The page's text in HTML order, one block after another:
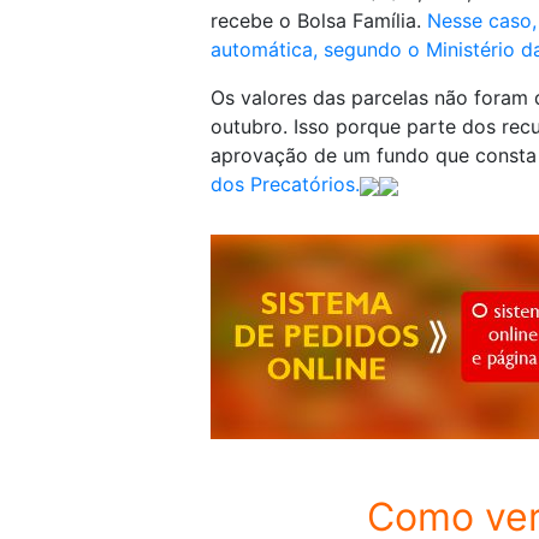
recebe o Bolsa Família. Nesse
automática, segundo o Ministério
Os valores das parcelas não
outubro. Isso porque parte dos
aprovação de um fundo que
dos Precatórios.
Como